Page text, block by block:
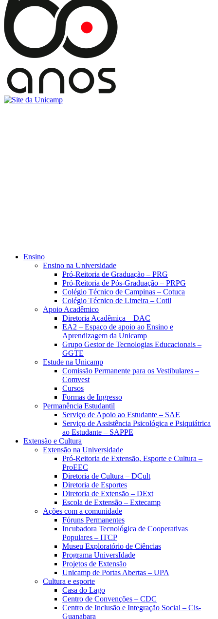
Ensino
Ensino na Universidade
Pró-Reitoria de Graduação – PRG
Pró-Reitoria de Pós-Graduação – PRPG
Colégio Técnico de Campinas – Cotuca
Colégio Técnico de Limeira – Cotil
Apoio Acadêmico
Diretoria Acadêmica – DAC
EA2 – Espaço de apoio ao Ensino e
Aprendizagem da Unicamp
Grupo Gestor de Tecnologias Educacionais –
GGTE
Estude na Unicamp
Comissão Permanente para os Vestibulares –
Comvest
Cursos
Formas de Ingresso
Permanência Estudantil
Serviço de Apoio ao Estudante – SAE
Serviço de Assistência Psicológica e Psiquiátrica
ao Estudante – SAPPE
Extensão e Cultura
Extensão na Universidade
Pró-Reitoria de Extensão, Esporte e Cultura –
ProEEC
Diretoria de Cultura – DCult
Diretoria de Esportes
Diretoria de Extensão – DExt
Escola de Extensão – Extecamp
Ações com a comunidade
Fóruns Permanentes
Incubadora Tecnológica de Cooperativas
Populares – ITCP
Museu Exploratório de Ciências
Programa UniversIdade
Projetos de Extensão
Unicamp de Portas Abertas – UPA
Cultura e esporte
Casa do Lago
Centro de Convenções – CDC
Centro de Inclusão e Integração Social – Cis-
Guanabara